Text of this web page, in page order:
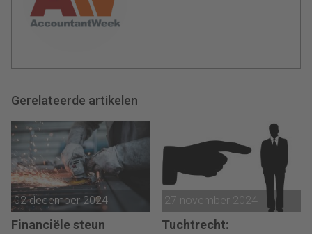
Gerelateerde artikelen
02 december 2024
Financiële steun
27 november 2024
Tuchtrecht: